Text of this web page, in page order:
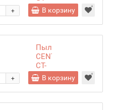
2518
+ В корзину
Пылесос
CENTEK
CT-
2531
+ В корзину